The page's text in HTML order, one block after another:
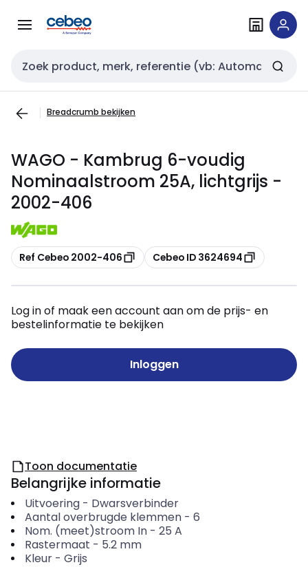
naar
naar
Zoekveld invoer
Breadcrumb bekijken
WAGO - Kambrug 6-voudig
Nominaalstroom 25A, lichtgrijs -
2002-406
Kopiëren
Ref Cebeo 2002-406 Kopiëren
Cebeo ID 3624694
Log in of maak een account aan om de prijs- en
bestelinformatie te bekijken
Inloggen
Toon documentatie
Belangrijke informatie
Uitvoering- Dwarsverbinder
Aantal overbrugde klemmen- 6
Nom. (meet)stroom In- 25 A
Rastermaat - 5.2 mm
Kleur- Grijs